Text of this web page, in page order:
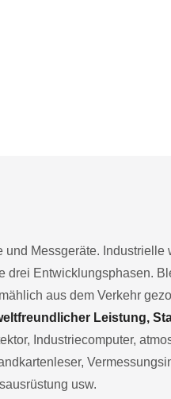
Messgeräte. Industrielle
drei Entwicklungsphasen.
aus dem Verkehr
Leistung,
Industriecomputer,
usw.